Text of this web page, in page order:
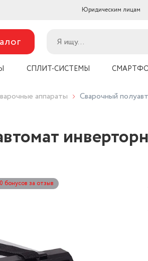
Юридическим лицам
СПЛИТ-СИСТЕМЫ
аппараты Сварочный
бонусов за отзыв